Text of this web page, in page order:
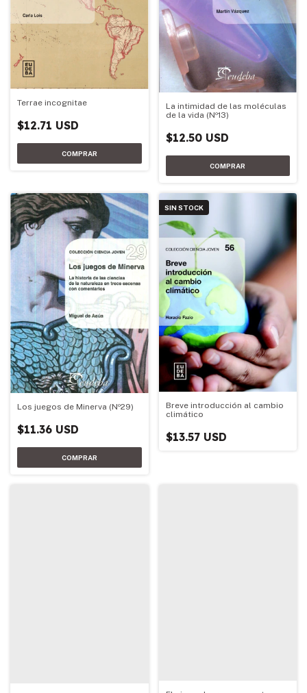
Terrae incognitae
$12.71 USD
La intimidad de las moléculas
de la vida (Nº13)
$12.50 USD
Los juegos de Minerva (Nº29)
$11.36 USD
SIN STOCK
Breve introducción al cambio
climático
$13.57 USD